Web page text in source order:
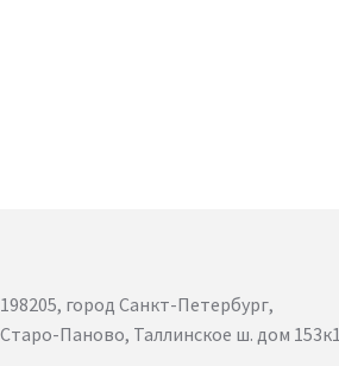
198205, город Санкт-Петербург,
Старо-Паново, Таллинское ш. дом 153к1